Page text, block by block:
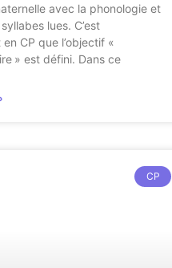
avec la phonologie et
lues. C’est
CP que l’objectif «
» est défini. Dans ce
CP